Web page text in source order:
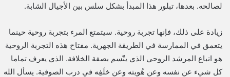
لصالحه. بعدها، تبلور هذا المبدأ بشكل سلس بين الأجيال الشابة.
زيادة على ذلك، فإنها تجربة روحية. سيتمتع المرء بتجربة روحية حينما
يتعمق في الممارسة في الطريقة الجهرية. مفتاح هذه التجربة الروحية
هو اتباع المرشد الروحي الذي يتّسم بصفة الخلافة. الذي يعرف تماما
كل شيء عن نفسه وعن هُويته وعن خلَفِه في درب الصوفية. يسأل الله